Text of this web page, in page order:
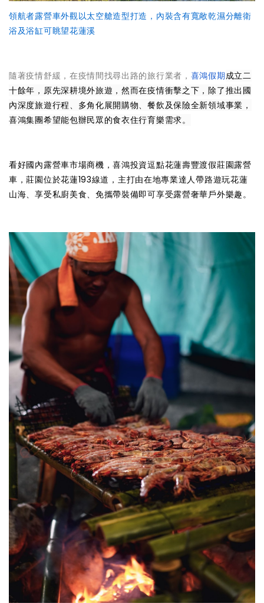
領航者露營車外觀以太空艙造型打造，內裝含有寬敞乾濕分離衛
浴及浴缸可眺望花蓮溪
隨著疫情舒緩，在疫情間找尋出路的旅行業者， 喜鴻假期成立二
十餘年，原先深耕境外旅遊，然而在疫情衝擊之下，除了推出國
內深度旅遊行程、多角化展開購物、餐飲及保險全新領域事業，
喜鴻集團希望能包辦民眾的食衣住行育樂需求。
看好國內露營車市場商機，喜鴻投資逗點花蓮壽豐渡假莊園露營
車 ，莊園位於花蓮193線道，主打由在地專業達人帶路遊玩花蓮
山海、享受私廚美食、免攜帶裝備即可享受露營奢華戶外樂趣。